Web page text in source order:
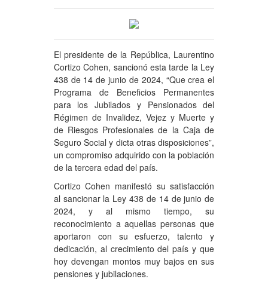
El presidente de la República, Laurentino
Cortizo Cohen, sancionó esta tarde la Ley
438 de 14 de junio de 2024, “Que crea el
Programa de Beneficios Permanentes
para los Jubilados y Pensionados del
Régimen de Invalidez, Vejez y Muerte y
de Riesgos Profesionales de la Caja de
Seguro Social y dicta otras disposiciones”,
un compromiso adquirido con la población
de la tercera edad del país.
Cortizo Cohen manifestó su satisfacción
al sancionar la Ley 438 de 14 de junio de
2024, y al mismo tiempo, su
reconocimiento a aquellas personas que
aportaron con su esfuerzo, talento y
dedicación, al crecimiento del país y que
hoy devengan montos muy bajos en sus
pensiones y jubilaciones.